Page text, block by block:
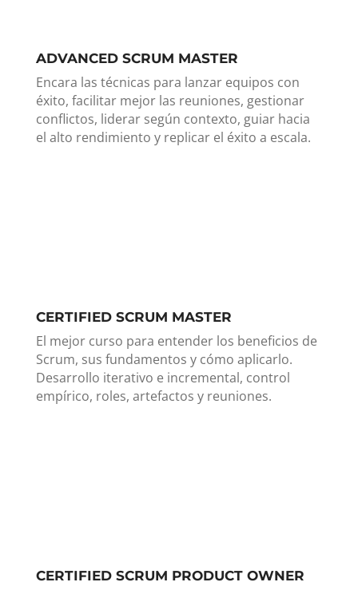
ADVANCED SCRUM MASTER
Encara las técnicas para lanzar equipos con
éxito, facilitar mejor las reuniones, gestionar
conflictos, liderar según contexto, guiar hacia
el alto rendimiento y replicar el éxito a escala.
CERTIFIED SCRUM MASTER
El mejor curso para entender los beneficios de
Scrum, sus fundamentos y cómo aplicarlo.
Desarrollo iterativo e incremental, control
empírico, roles, artefactos y reuniones.
CERTIFIED SCRUM PRODUCT OWNER